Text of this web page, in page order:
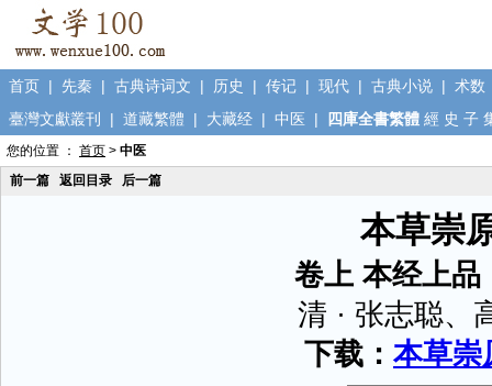
首页 | 先秦 | 古典诗词文 | 历史 | 传记 | 现代 | 古典小说 | 术数
臺灣文獻叢刊
| 道藏繁體 | 大藏经 | 中医 | 四庫全書繁體 經 史 子
您的位置 ： 首页 > 中医
前一篇
返回目录 后一篇
本草崇
卷上 本经上
清 · 张志聪、
下载： 本草